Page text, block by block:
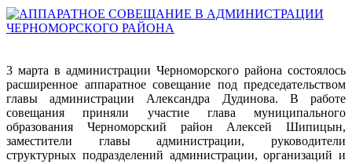
3 марта в администрации Черноморского района состоялось
расширенное аппаратное совещание под председательством
главы администрации Александра Дудинова. В работе
совещания приняли участие глава муниципального
образования Черноморский район Алексей Шипицын,
заместители главы администрации, руководители
структурных подразделений администрации, организаций и